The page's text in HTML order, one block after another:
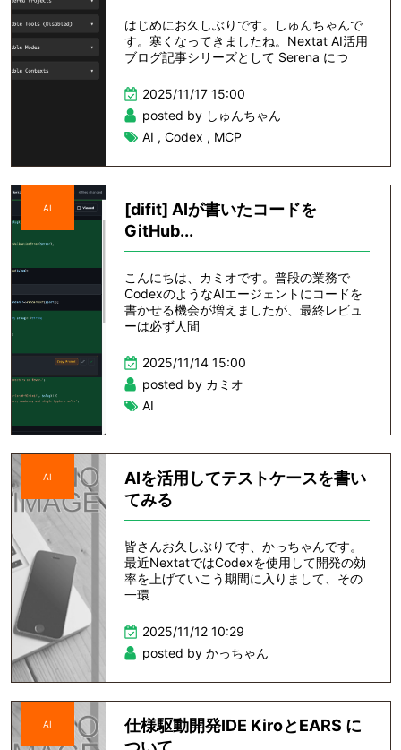
はじめにお久しぶりです。しゅんちゃんで
す。寒くなってきましたね。Nextat AI活用
ブログ記事シリーズとして Serena につ
2025/11/17 15:00
posted by しゅんちゃん
AI , Codex , MCP
AI
[difit] AIが書いたコードを
GitHub...
こんにちは、カミオです。普段の業務で
CodexのようなAIエージェントにコードを
書かせる機会が増えましたが、最終レビュ
ーは必ず人間
2025/11/14 15:00
posted by カミオ
AI
AI
AIを活用してテストケースを書い
てみる
皆さんお久しぶりです、かっちゃんです。
最近NextatではCodexを使用して開発の効
率を上げていこう期間に入りまして、その
一環
2025/11/12 10:29
posted by かっちゃん
AI
仕様駆動開発IDE KiroとEARS に